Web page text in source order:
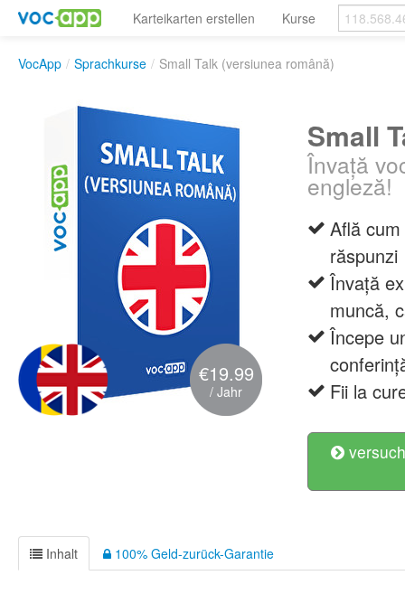
Karteikarten erstellen Kurse
VocApp / Sprachkurse / Small Talk (versiunea română)
€19.99
/ Jahr
Small
Învață
engleză!
Află
răspunzi
Învață
muncă,
Începe
Fii la
Inhalt 100% Geld-zurück-Garantie